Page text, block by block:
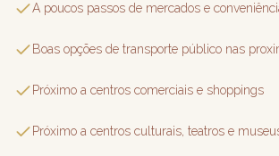
A poucos passos de mercados e
Boas opções de transporte público nas
Próximo a centros comerciais e shoppings
Próximo a centros culturais, teatros e